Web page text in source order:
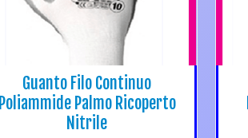
Guanto Filo Continuo
Poliammide Palmo Ricoperto
Nitrile